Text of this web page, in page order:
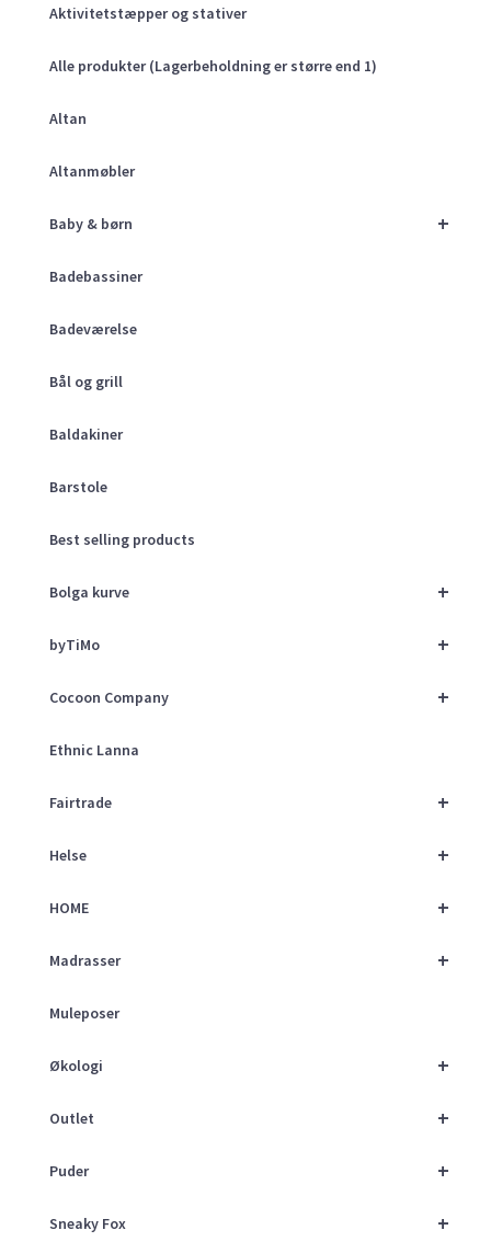
Aktivitetstæpper og stativer
Alle produkter (Lagerbeholdning er større end 1)
Altan
Altanmøbler
+
Baby & børn
Badebassiner
Badeværelse
Bål og grill
Baldakiner
Barstole
Best selling products
+
Bolga kurve
+
byTiMo
+
Cocoon Company
Ethnic Lanna
+
Fairtrade
+
Helse
+
HOME
+
Madrasser
Muleposer
+
Økologi
+
Outlet
+
Puder
+
Sneaky Fox